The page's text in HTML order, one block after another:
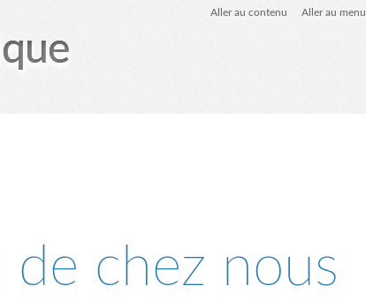
Aller au contenu Aller au menu
de chez nous